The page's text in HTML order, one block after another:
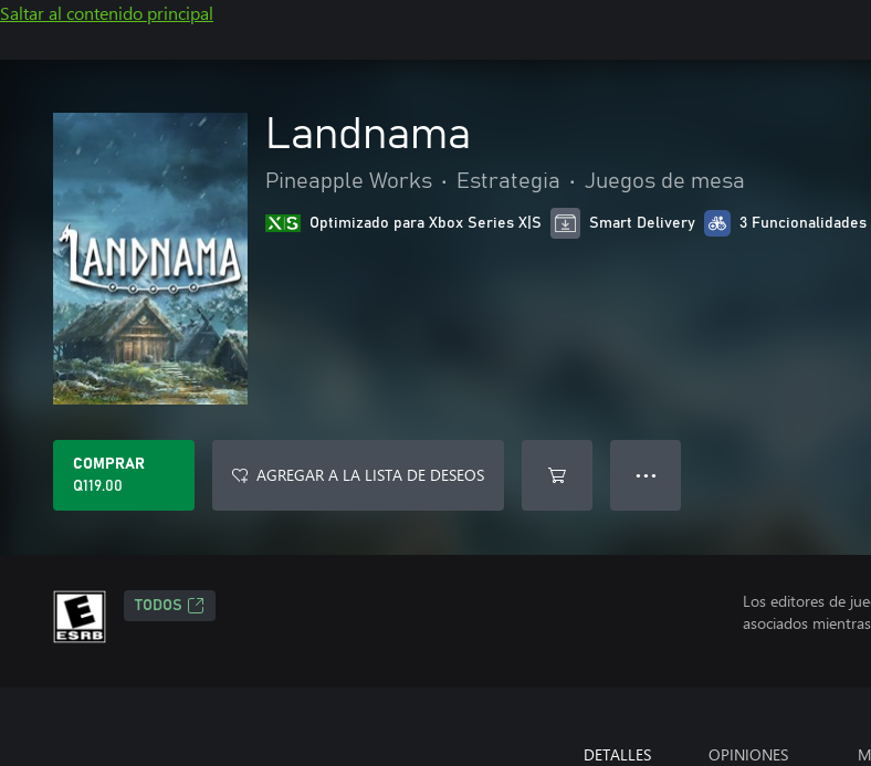
Saltar al contenido principal
Landnama
Pineapple Works • Estrategia • Juegos de mesa
Optimizado para Xbox Series X|S Smart Delivery 3
COMPRAR
Q119.00
AGREGAR A LA LISTA DE DESEOS ● ● ●
TODOS
Los editores de
asociados
DETALLES OPINIONES